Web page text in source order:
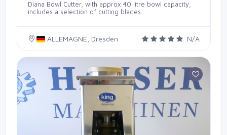
Diana Bowl Cutter, with approx 40 litre bowl capacity,
includes a selection of cutting blades.
ALLEMAGNE, Dresden N/A